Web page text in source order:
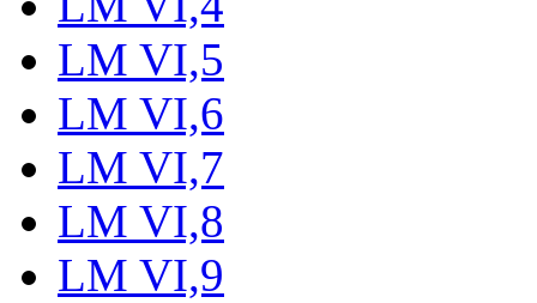
LM VI,5
LM VI,6
LM VI,7
LM VI,8
LM VI,9